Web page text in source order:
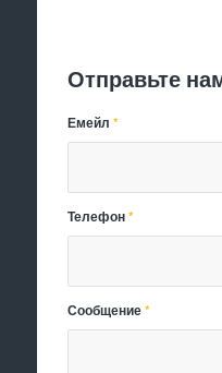
Отправьте
Емейл*
Телефон*
Сообщение*